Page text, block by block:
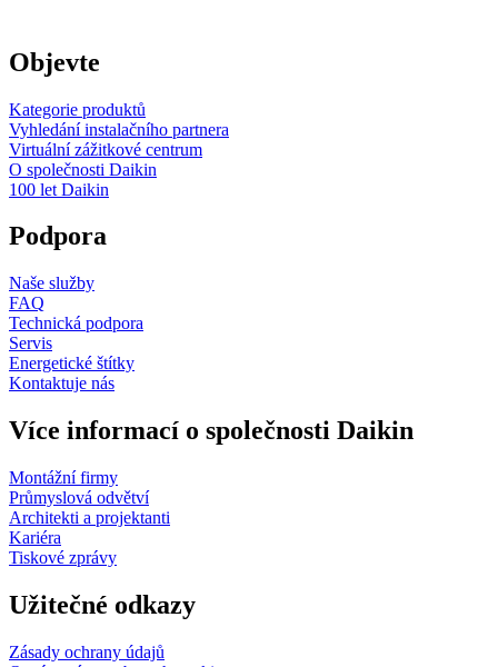
Objevte
Kategorie produktů
Vyhledání instalačního partnera
Virtuální zážitkové centrum
O společnosti Daikin
100 let Daikin
Podpora
Naše služby
FAQ
Technická podpora
Servis
Energetické štítky
Kontaktuje nás
Více informací o společnosti Daikin
Montážní firmy
Průmyslová odvětví
Architekti a projektanti
Kariéra
Tiskové zprávy
Užitečné odkazy
Zásady ochrany údajů